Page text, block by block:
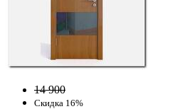
14 900
Скидка 16%